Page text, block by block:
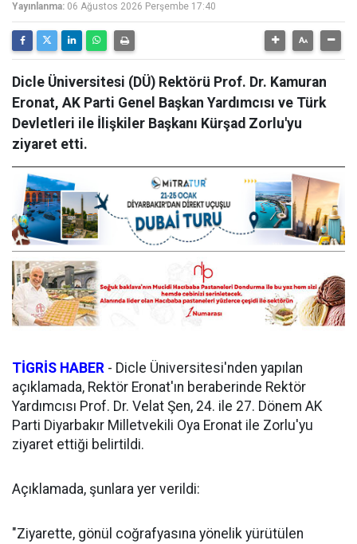
Yayınlanma: 06 Ağustos 2026 Perşembe 17:40
Dicle Üniversitesi (DÜ) Rektörü Prof. Dr. Kamuran
Eronat, AK Parti Genel Başkan Yardımcısı ve Türk
Devletleri ile İlişkiler Başkanı Kürşad Zorlu'yu
ziyaret etti.
TİGRİS HABER - Dicle Üniversitesi'nden yapılan
açıklamada, Rektör Eronat'ın beraberinde Rektör
Yardımcısı Prof. Dr. Velat Şen, 24. ile 27. Dönem AK
Parti Diyarbakır Milletvekili Oya Eronat ile Zorlu'yu
ziyaret ettiği belirtildi.
Açıklamada, şunlara yer verildi:
"Ziyarette, gönül coğrafyasına yönelik yürütülen